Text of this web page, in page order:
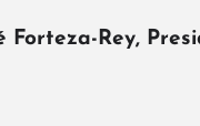
Forteza-Rey,